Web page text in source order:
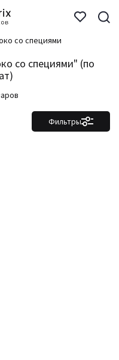
со специями
со специями" (по
Фильтры